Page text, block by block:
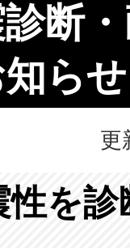
断
らせ
更
を